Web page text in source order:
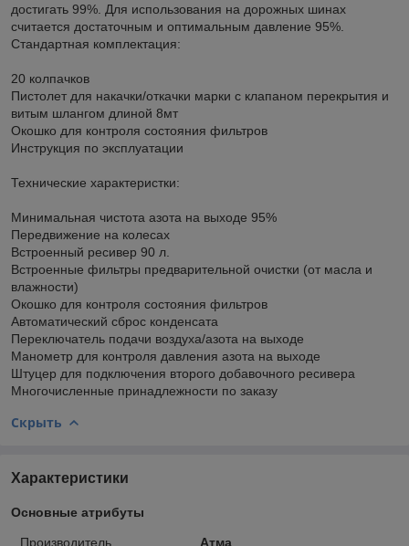
достигать 99%. Для использования на дорожных шинах
считается достаточным и оптимальным давление 95%.
Стандартная комплектация:
20 колпачков
Пистолет для накачки/откачки марки с клапаном перекрытия и
витым шлангом длиной 8мт
Окошко для контроля состояния фильтров
Инструкция по эксплуатации
Технические характеристки:
Минимальная чистота азота на выходе 95%
Передвижение на колесах
Встроенный ресивер 90 л.
Встроенные фильтры предварительной очистки (от масла и
влажности)
Окошко для контроля состояния фильтров
Автоматический сброс конденсата
Переключатель подачи воздуха/азота на выходе
Манометр для контроля давления азота на выходе
Штуцер для подключения второго добавочного ресивера
Многочисленные принадлежности по заказу
Скрыть
Характеристики
Основные атрибуты
Производитель Атма